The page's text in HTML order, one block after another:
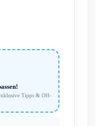
Tipps & Off-